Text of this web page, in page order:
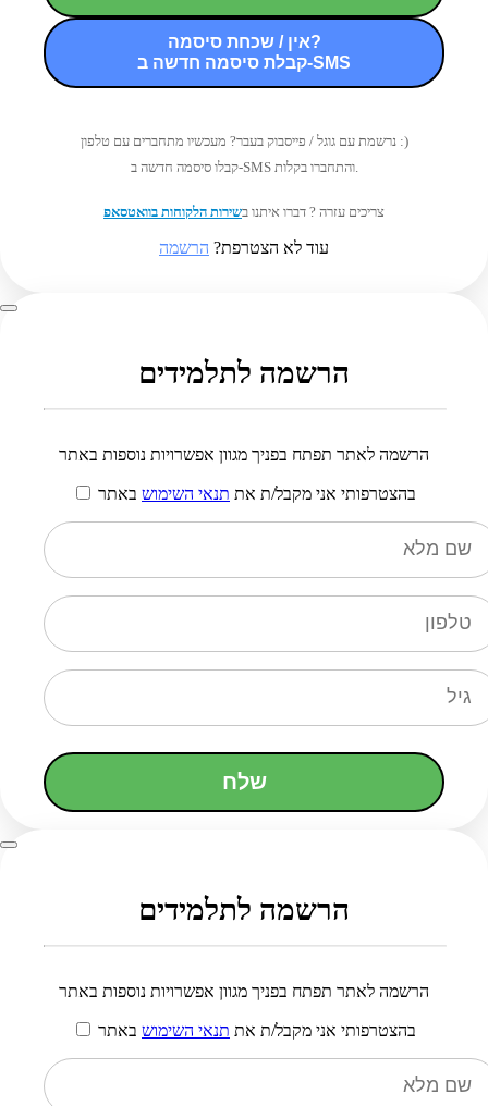
אין / שכחת סיסמה?
קבלת סיסמה חדשה ב-SMS
נרשמת עם גוגל / פייסבוק בעבר? מעכשיו מתחברים עם טלפון :)
קבלו סיסמה חדשה ב-SMS והתחברו בקלות.
צריכים עזרה ? דברו איתנו בשירות הלקוחות בוואטסאפ
עוד לא הצטרפת? הרשמה
הרשמה לתלמידים
הרשמה לאתר תפתח בפניך מגוון אפשרויות נוספות באתר
בהצטרפותי אני מקבל/ת את תנאי השימוש באתר
שלח
הרשמה לתלמידים
הרשמה לאתר תפתח בפניך מגוון אפשרויות נוספות באתר
בהצטרפותי אני מקבל/ת את תנאי השימוש באתר